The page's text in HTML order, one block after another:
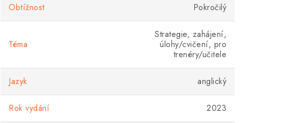
Obtížnost Pokročilý
Téma
Strategie, zahájení,
úlohy/cvičení, pro
trenéry/učitele
Jazyk anglický
Rok vydání 2023